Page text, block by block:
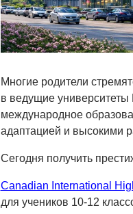
Многие родители
в ведущие
международное
адаптацией и высокими
Сегодня получить
Canadian International
для учеников 10-12